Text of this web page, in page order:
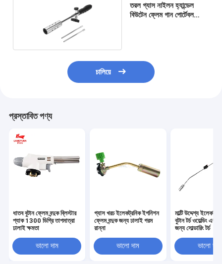
তরল গ্যাস নাইলন হ্যান্ডেল
বিউটেন ফ্লেম গান পোর্টেবল
চালিয়ে
প্রস্তাবিত পণ্য
ধাতব বুটান ফ্লেম বন্দুক ব্লিস্টার
প্যাক 1300 ডিগ্রি তাপমাত্রা
ঢালাই ক্ষমতা
ভালো দাম
গ্যাস খরচ ইলেকট্রনিক ইগনিশন
ফ্লেম বন্দুক জন্য ঢালাই গরম
রান্না
ভালো দাম
মাল্টি উদ্দেশ্য
বুটান টর্চ ওয়েল্ডিং এবং
জন্য সোল্ডারিং টর্চ
ভালো দাম